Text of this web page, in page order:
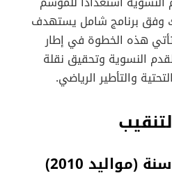
2025، وذلك وفق برنامج شامل يستهدف
تأتي هذه الخطوة في إطار
النسوية وتحقيق نقلة
والتأطير الرياضي.